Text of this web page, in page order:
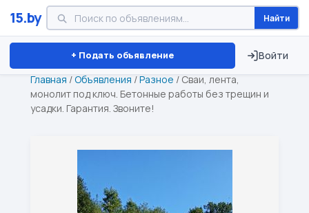
15.by Найти
+ Подать объявление Войти
Минск Витебск Брест ⏱ ТОЛЬКО 15 ДНЕЙ
Главная /Объявления /Разное / Сваи, лента,
монолит под ключ. Бетонные работы без трещин и
усадки. Гарантия. Звоните!